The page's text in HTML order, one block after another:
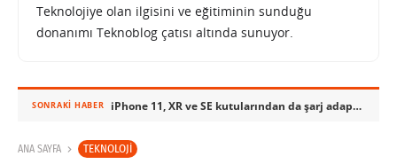
Teknolojiye olan ilgisini ve eğitiminin sunduğu
donanımı Teknoblog çatısı altında sunuyor.
SONRAKI HABER iPhone 11, XR ve SE kutularından da şarj adaptörü ve çıkarıldı
ANA SAYFA TEKNOLOJI